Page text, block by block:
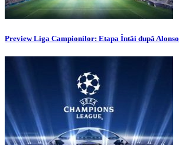
Preview Liga Campionilor: Etapa Întâi după Alonso